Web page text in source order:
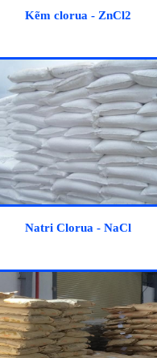
Kẽm clorua - ZnCl2
Natri Clorua - NaCl